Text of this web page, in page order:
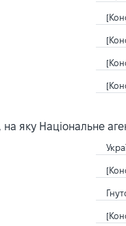
яку Національне